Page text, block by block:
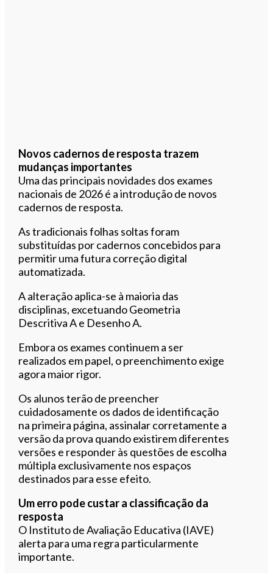
Novos cadernos de resposta trazem
mudanças importantes
Uma das principais novidades dos exames
nacionais de 2026 é a introdução de novos
cadernos de resposta.
As tradicionais folhas soltas foram
substituídas por cadernos concebidos para
permitir uma futura correção digital
automatizada.
A alteração aplica-se à maioria das
disciplinas, excetuando Geometria
Descritiva A e Desenho A.
Embora os exames continuem a ser
realizados em papel, o preenchimento exige
agora maior rigor.
Os alunos terão de preencher
cuidadosamente os dados de identificação
na primeira página, assinalar corretamente a
versão da prova quando existirem diferentes
versões e responder às questões de escolha
múltipla exclusivamente nos espaços
destinados para esse efeito.
Um erro pode custar a classificação da
resposta
O Instituto de Avaliação Educativa (IAVE)
alerta para uma regra particularmente
importante.